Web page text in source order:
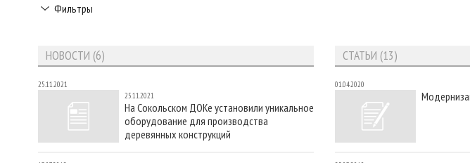
Фильтры
НОВОСТИ (6)
25.11.2021
25.11.2021
На Сокольском ДОКе установили уникальное
оборудование для производства
деревянных конструкций
СТАТЬИ (13)
01.04.2020